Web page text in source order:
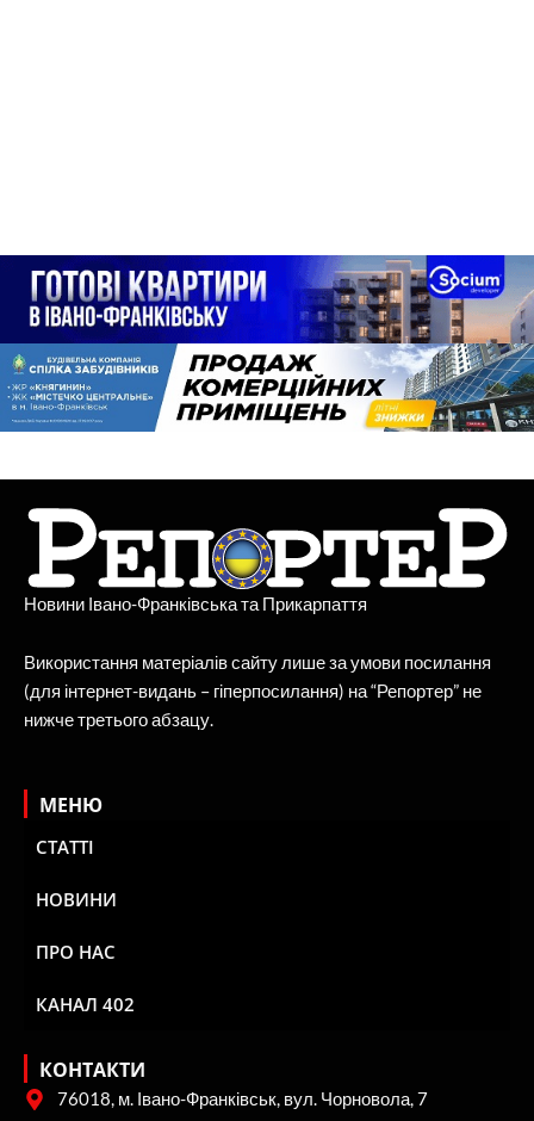
Новини Івано-Франківська та Прикарпаття
Використання матеріалів сайту лише за умови посилання
(для інтернет-видань – гіперпосилання) на “Репортер” не
нижче третього абзацу.
МЕНЮ
СТАТТІ
НОВИНИ
ПРО НАС
КАНАЛ 402
КОНТАКТИ
76018, м. Івано-Франківськ, вул. Чорновола, 7